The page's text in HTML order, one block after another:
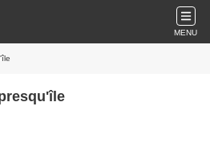
MENU